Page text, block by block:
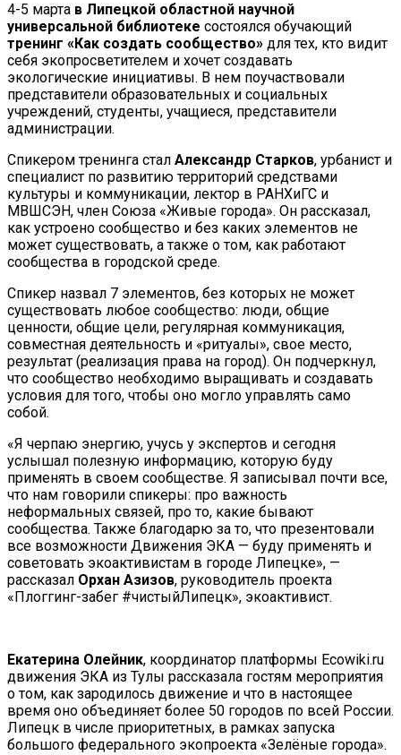
4-5 марта в Липецкой областной научной
универсальной библиотеке состоялся обучающий
тренинг «Как создать сообщество» для тех, кто видит
себя экопросветителем и хочет создавать
экологические инициативы. В нем поучаствовали
представители образовательных и социальных
учреждений, студенты, учащиеся, представители
администрации.
Спикером тренинга стал Александр Старков, урбанист и
специалист по развитию территорий средствами
культуры и коммуникации, лектор в РАНХиГС и
МВШСЭН, член Союза «Живые города». Он рассказал,
как устроено сообщество и без каких элементов не
может существовать, а также о том, как работают
сообщества в городской среде.
Спикер назвал 7 элементов, без которых не может
существовать любое сообщество: люди, общие
ценности, общие цели, регулярная коммуникация,
совместная деятельность и «ритуалы», свое место,
результат (реализация права на город). Он подчеркнул,
что сообщество необходимо выращивать и создавать
условия для того, чтобы оно могло управлять само
собой.
«Я черпаю энергию, учусь у экспертов и сегодня
услышал полезную информацию, которую буду
применять в своем сообществе. Я записывал почти все,
что нам говорили спикеры: про важность
неформальных связей, про то, какие бывают
сообщества. Также благодарю за то, что презентовали
все возможности Движения ЭКА — буду применять и
советовать экоактивистам в городе Липецке», —
рассказал Орхан Азизов, руководитель проекта
«Плоггинг-забег #чистыйЛипецк», экоактивист.
Екатерина Олейник, координатор платформы Ecowiki.ru
движения ЭКА из Тулы рассказала гостям мероприятия
о том, как зародилось движение и что в настоящее
время оно объединяет более 50 городов по всей России.
Липецк в числе приоритетных, в рамках запуска
большого федерального экопроекта «Зелёные города».